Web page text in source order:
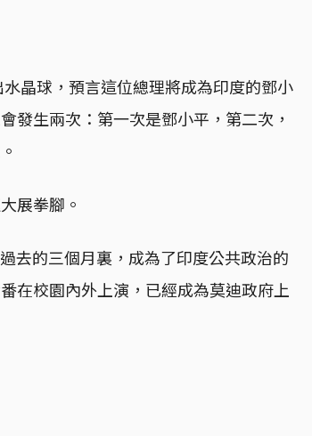
晶球，預言這位總理將成為印度的鄧小
發生兩次：第一次是鄧小平，第二次，
展拳腳。
去的三個月裏，成為了印度公共政治的
在校園內外上演，已經成為莫迪政府上